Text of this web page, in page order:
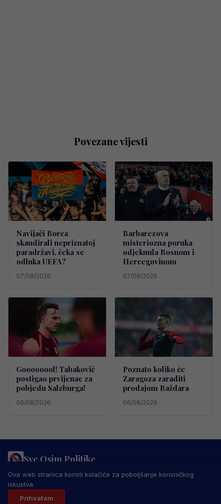
Povezane vijesti
Navijači Borca
skandirali nepriznatoj
paradržavi, čeka se
odluka UEFA?
07/08/2026
Barbarezova
misteriozna poruka
odjeknula Bosnom i
Hercegovinom
07/08/2026
Goooooool! Tabaković
postigao prvijenac za
pobjedu Salzburga!
06/08/2026
Poznato koliko će
Zaragoza zaraditi
prodajom Baždara
06/08/2026
Sve Osim Politike
PRAVILA PRIVATNOSTIMARKETING USLOVI KORIŠTENJA
IMPRESSUM
© 2026 Sve Osim Politike. Sva prava zadržana.
Ova web stranica koristi kolačiće za poboljšanje korisničkog
iskustva.
Prihvatam